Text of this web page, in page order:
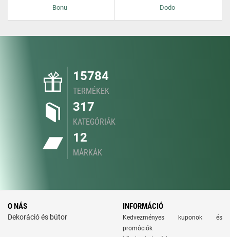
Bonu Dodo
15784
TERMÉKEK
317
KATEGÓRIÁK
12
MÁRKÁK
O NÁS
Dekoráció és bútor
INFORMÁCIÓ
Kedvezményes kuponok és
promóciók